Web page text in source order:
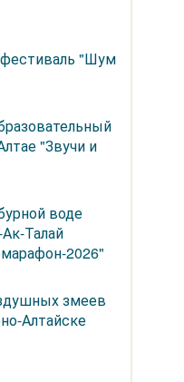
имени Михаила
2026
"Шум
"Звучи и
воде
Талай
2026"
змеев
Алтайске